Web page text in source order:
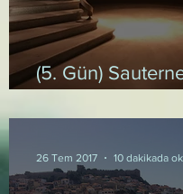
(5. Gün)
26 Tem 2017 10 dakikada